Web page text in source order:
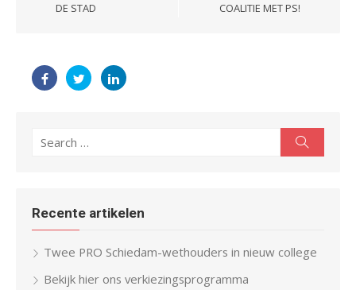
DE STAD
COALITIE MET PS!
for:
Recente artikelen
Twee PRO Schiedam-wethouders in nieuw college
Bekijk hier ons verkiezingsprogramma